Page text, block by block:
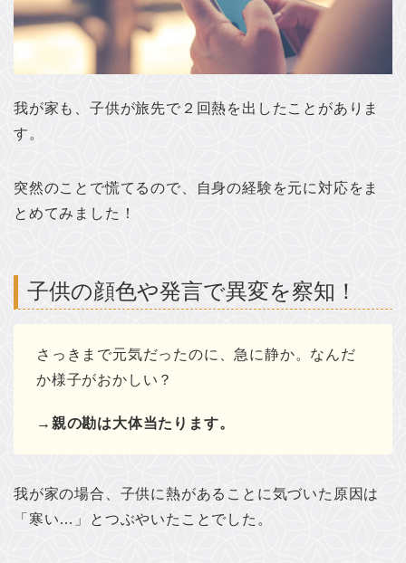
我が家も、子供が旅先で２回熱を出したことがありま
す。
突然のことで慌てるので、自身の経験を元に対応をま
とめてみました！
子供の顔色や発言で異変を察知！
さっきまで元気だったのに、急に静か。なんだ
か様子がおかしい？
→親の勘は大体当たります。
我が家の場合、子供に熱があることに気づいた原因は
「寒い…」とつぶやいたことでした。